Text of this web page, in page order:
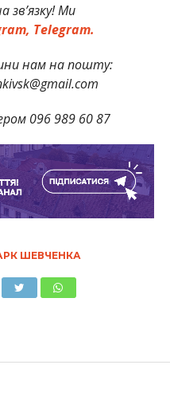
зв’язку! Ми
Telegram.
нам на пошту:
096 989 60 87
ШЕВЧЕНКА